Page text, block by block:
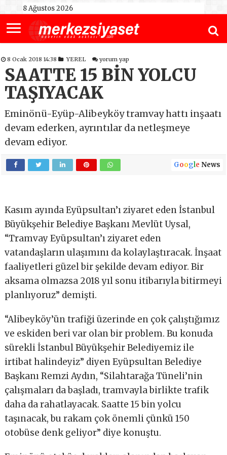
8 Ağustos 2026
8 Ocak 2018 14:38 YEREL yorum yap
SAATTE 15 BİN YOLCU
TAŞIYACAK
Eminönü-Eyüp-Alibeyköy tramvay hattı inşaatı
devam ederken, ayrıntılar da netleşmeye
devam ediyor.
Google News
Kasım ayında Eyüpsultan’ı ziyaret eden İstanbul
Büyükşehir Belediye Başkanı Mevlüt Uysal,
“Tramvay Eyüpsultan’ı ziyaret eden
vatandaşların ulaşımını da kolaylaştıracak. İnşaat
faaliyetleri güzel bir şekilde devam ediyor. Bir
aksama olmazsa 2018 yıl sonu itibarıyla bitirmeyi
planlıyoruz” demişti.
“Alibeyköy’ün trafiği üzerinde en çok çalıştığımız
ve eskiden beri var olan bir problem. Bu konuda
sürekli İstanbul Büyükşehir Belediyemiz ile
irtibat halindeyiz” diyen Eyüpsultan Belediye
Başkanı Remzi Aydın, “Silahtarağa Tüneli’nin
çalışmaları da başladı, tramvayla birlikte trafik
daha da rahatlayacak. Saatte 15 bin yolcu
taşınacak, bu rakam çok önemli çünkü 150
otobüse denk geliyor” diye konuştu.